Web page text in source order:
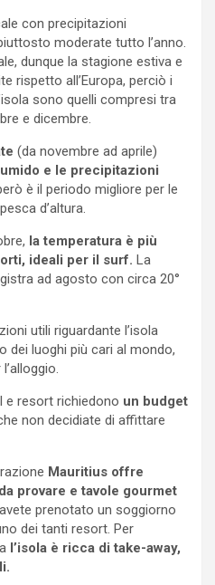
con precipitazioni
moderate tutto l’anno.
dunque la stagione estiva e
rispetto all’Europa, perciò i
sono quelli compresi tra
e dicembre.
(da novembre ad aprile)
e le precipitazioni
è il periodo migliore per le
d’altura.
la temperatura è più
ideali per il surf. La
ad agosto con circa 20°
utili riguardante l’isola
dei luoghi più cari al mondo,
e resort richiedono un budget
non decidiate di affittare
Mauritius offre
provare e tavole gourmet
prenotato un soggiorno
dei tanti resort. Per
l’isola è ricca di take-away,